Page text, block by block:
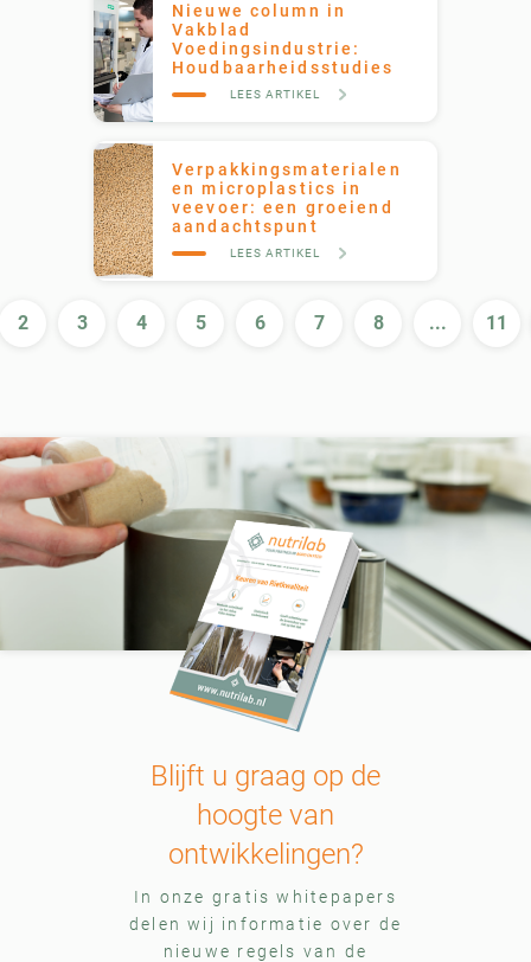
Nieuwe column in
Vakblad
Voedingsindustrie:
Houdbaarheidsstudies
LEES ARTIKEL
Verpakkingsmaterialen
en microplastics in
veevoer: een groeiend
aandachtspunt
LEES ARTIKEL
2 3 4 5 6 7 8 ... 11
Blijft u graag op de
hoogte van
ontwikkelingen?
In onze gratis whitepapers
delen wij informatie over de
nieuwe regels van de